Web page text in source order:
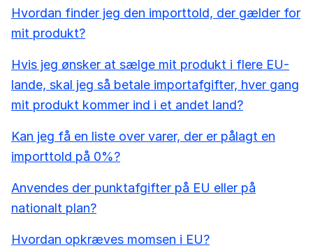
Hvordan finder jeg den importtold, der gælder for
mit produkt?
Hvis jeg ønsker at sælge mit produkt i flere EU-
lande, skal jeg så betale importafgifter, hver gang
mit produkt kommer ind i et andet land?
Kan jeg få en liste over varer, der er pålagt en
importtold på 0%?
Anvendes der punktafgifter på EU eller på
nationalt plan?
Hvordan opkræves momsen i EU?